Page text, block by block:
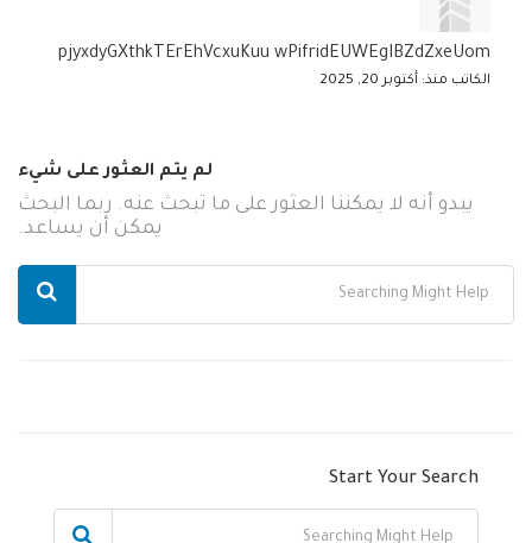
pjyxdyGXthkTErEhVcxuKuu wPifridEUWEgIBZdZxeUom
الكاتب منذ: أكتوبر 20, 2025
لم يتم العثور على شيء
يبدو أنه لا يمكننا العثور على ما تبحث عنه. ربما البحث
يمكن أن يساعد.
Start Your Search